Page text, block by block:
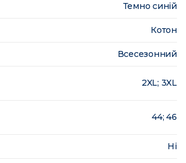
Темно синій
Котон
Всесезонний
2XL; 3XL
44; 46
Ні